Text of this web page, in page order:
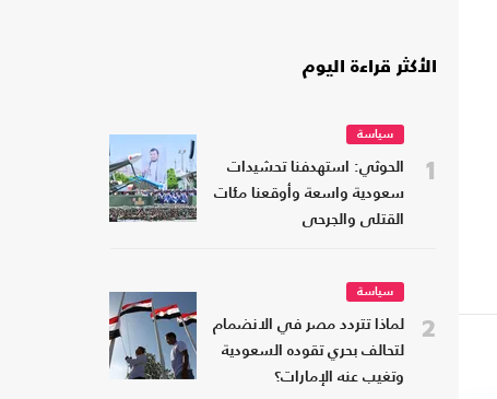
الأكثر قراءة اليوم
1
سياسة
الحوثي: استهدفنا تحشيدات
سعودية واسعة وأوقعنا مئات
القتلى والجرحى
2
سياسة
لماذا تتردد مصر في الانضمام
لتحالف بحري تقوده السعودية
وتغيب عنه الإمارات؟